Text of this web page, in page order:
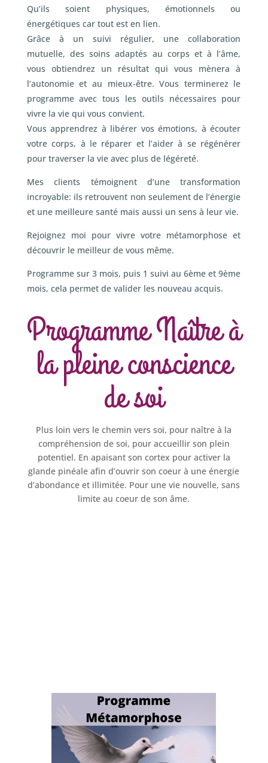
Qu’ils soient physiques, émotionnels ou
énergétiques car tout est en lien.
Grâce à un suivi régulier, une collaboration
mutuelle, des soins adaptés au corps et à l’âme,
vous obtiendrez un résultat qui vous mènera à
l’autonomie et au mieux-être. Vous terminerez le
programme avec tous les outils nécessaires pour
vivre la vie qui vous convient.
Vous apprendrez à libérer vos émotions, à écouter
votre corps, à le réparer et l’aider à se régénérer
pour traverser la vie avec plus de légéreté.
Mes clients témoignent d’une transformation
incroyable: ils retrouvent non seulement de l’énergie
et une meilleure santé mais aussi un sens à leur vie.
Rejoignez moi pour vivre votre métamorphose et
découvrir le meilleur de vous même.
Programme sur 3 mois, puis 1 suivi au 6ème et 9ème
mois, cela permet de valider les nouveau acquis.
Programme Naître à
la pleine conscience
de soi
Plus loin vers le chemin vers soi, pour naître à la
compréhension de soi, pour accueillir son plein
potentiel. En apaisant son cortex pour activer la
glande pinéale afin d’ouvrir son coeur à une énergie
d’abondance et illimitée. Pour une vie nouvelle, sans
limite au coeur de son âme.